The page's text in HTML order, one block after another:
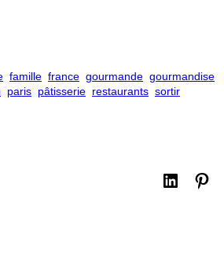
famille france gourmande gourmandise
paris pâtisserie restaurants sortir